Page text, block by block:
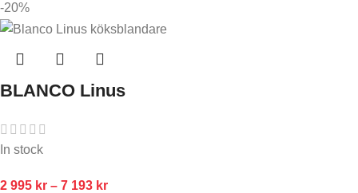
-20%
BLANCO Linus
In stock
2 995 kr – 7 193 kr